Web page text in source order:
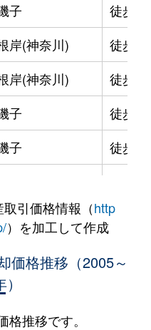
子
徒歩
岸(神奈川)
徒歩
岸(神奈川)
徒歩
子
徒歩
子
徒歩
大岡
徒歩
明寺(横浜市営)
岸(神奈川)
引価格情報（http
）を加工して作成
価格推移（2005～
推移です。